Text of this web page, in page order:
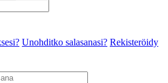
Unohditko salasanasi? Rekisteröidy